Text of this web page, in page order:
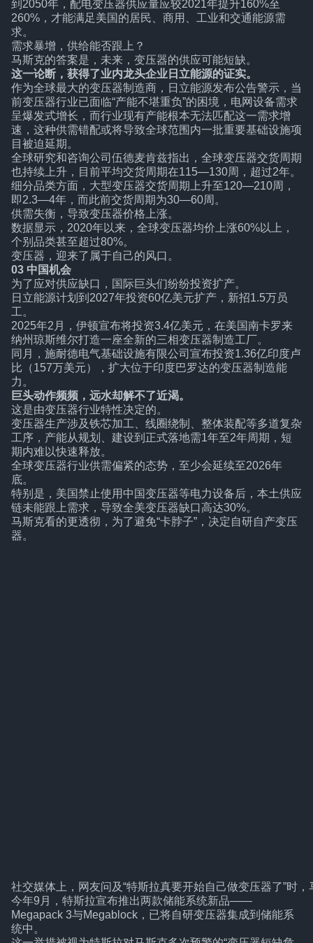
到2050年，配电变压器供应量应较2021年提升160%至
260%，才能满足美国的居民、商用、工业和交通能源需
求。
需求暴增，供给能否跟上？
马斯克的答案是，未来，变压器的供应可能短缺。
这一论断，获得了业内龙头企业日立能源的证实。
作为全球最大的变压器制造商，日立能源发布公告警示，当
前变压器行业已面临“产能不堪重负”的困境，电网设备需求
呈爆发式增长，而行业现有产能根本无法匹配这一需求增
速，这种供需错配或将导致全球范围内一批重要基础设施项
目被迫延期。
全球研究和咨询公司伍德麦肯兹指出，全球变压器交货周期
也持续上升，目前平均交货周期在115—130周，超过2年。
细分品类方面，大型变压器交货周期上升至120—210周，
即2.3—4年，而此前交货周期为30—60周。
供需失衡，导致变压器价格上涨。
数据显示，2020年以来，全球变压器均价上涨60%以上，
个别品类甚至超过80%。
变压器，迎来了属于自己的风口。
03 中国机会
为了应对供应缺口，国际巨头们纷纷投资扩产。
日立能源计划到2027年投资60亿美元扩产，新招1.5万员
工。
2025年2月，伊顿宣布将投资3.4亿美元，在美国南卡罗来
纳州琼斯维尔打造一座全新的三相变压器制造工厂。
同月，施耐德电气基础设施有限公司宣布投资1.36亿印度卢
比（157万美元），扩大位于印度巴罗达的变压器制造能
力。
巨头动作频频，远水却解不了近渴。
这是由变压器行业特性决定的。
变压器生产涉及铁芯加工、线圈绕制、整体装配等多道复杂
工序，产能从规划、建设到正式落地需1年至2年周期，短
期内难以快速释放。
全球变压器行业供需偏紧的态势，至少会延续至2026年
底。
特别是，美国禁止使用中国变压器等电力设备后，本土供应
链未能跟上需求，导致全美变压器缺口高达30%。
马斯克看的更透彻，为了避免“卡脖子”，决定自研自产变压
器。
社交媒体上，网友问及“特斯拉真要开始自己做变压器了”时
今年9月，特斯拉宣布推出两款储能系统新品——
Megapack 3与Megablock，已将自研变压器集成到储能系
统中。